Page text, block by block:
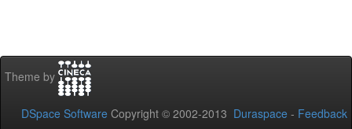
Theme by
DSpace Software Copyright © 2002-2013 Duraspace - Feedback